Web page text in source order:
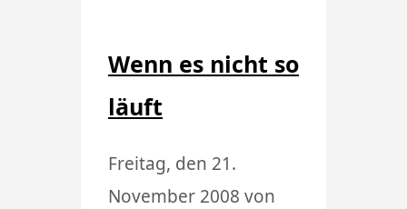
Wenn es nicht so
läuft
Freitag, den 21.
November 2008 von